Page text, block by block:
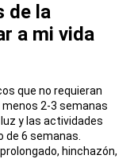
de la
a mi vida
que no requieran
2-3 semanas
y las actividades
6 semanas.
hinchazón,